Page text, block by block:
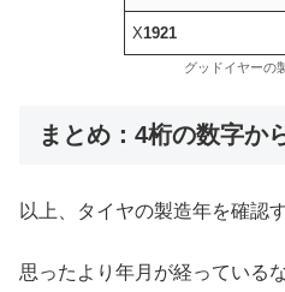
X1921
グッドイヤーの
まとめ：4桁の数字か
以上、タイヤの製造年を確認
思ったより年月が経っている